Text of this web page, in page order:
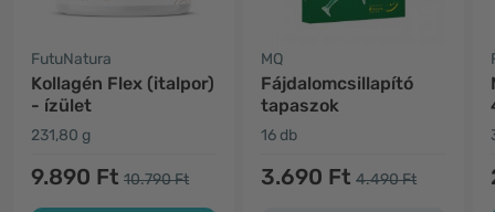
FutuNatura
Kollagén Flex (italpor)
- ízület
231,80 g
9.890 Ft 10.790 Ft
MQ
Fájdalomcsillapító
tapaszok
16 db
3.690 Ft 4.490 Ft